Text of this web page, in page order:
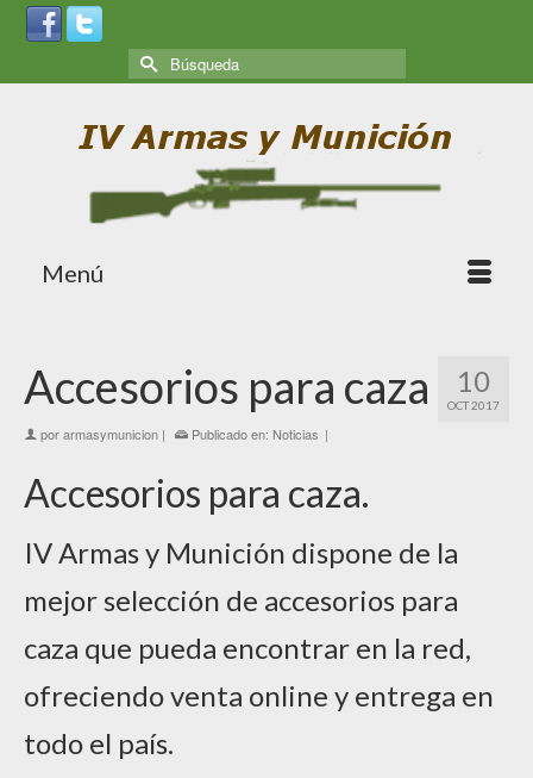
Menú
10
OCT 2017
Accesorios para caza
porarmasymunicion | Publicado en: Noticias |
Accesorios para caza.
IV Armas y Munición dispone de la
mejor selección de accesorios para
caza que pueda encontrar en la red,
ofreciendo venta online y entrega en
todo el país.